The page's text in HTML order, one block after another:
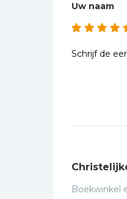
Uw naam
Schrijf de
Boekwinkel